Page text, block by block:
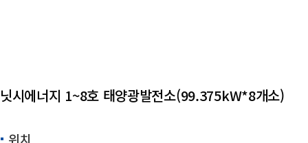
닛시에너지 1~8호 태양광발전소(99.375kW*8개소)
위치